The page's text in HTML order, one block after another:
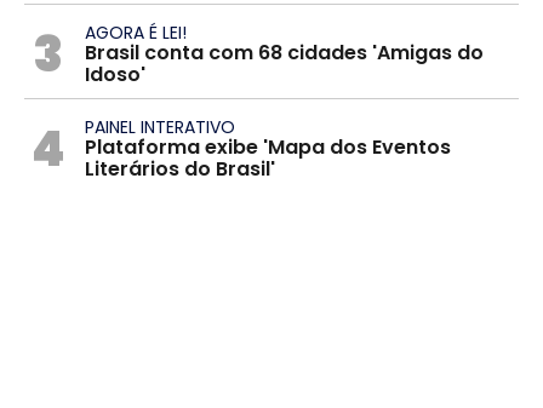
3 AGORA É LEI!
Brasil conta com 68 cidades 'Amigas do
Idoso'
4 PAINEL INTERATIVO
Plataforma exibe 'Mapa dos Eventos
Literários do Brasil'